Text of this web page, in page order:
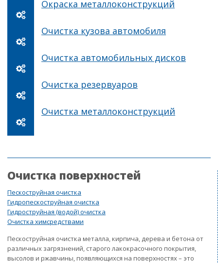
Окраска металлоконструкций
Очистка кузова автомобиля
Очистка автомобильных дисков
Очистка резервуаров
Очистка металлоконструкций
Очистка поверхностей
Пескоструйная очистка
Гидропескоструйная очистка
Гидроструйная (водой) очистка
Очистка химсредствами
Пескоструйная очистка металла, кирпича, дерева и бетона от
различных загрязнений, старого лакокрасочного покрытия,
высолов и ржавчины, появляющихся на поверхностях – это